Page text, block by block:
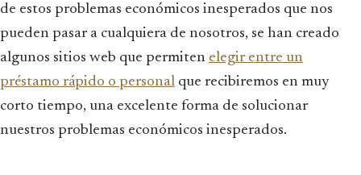
de estos problemas económicos inesperados que nos
pueden pasar a cualquiera de nosotros, se han creado
algunos sitios web que permiten elegir entre un
préstamo rápido o personal que recibiremos en muy
corto tiempo, una excelente forma de solucionar
nuestros problemas económicos inesperados.